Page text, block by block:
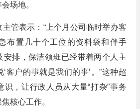
场地。
管表示：“上个月公司临时举办客
布置几十个工位的资料袋和伴手
安排，保洁领班已经带着两个人主
客户的事就是我们的事’。”这种超
识，让行政人员从大量“打杂”事务
核心工作。